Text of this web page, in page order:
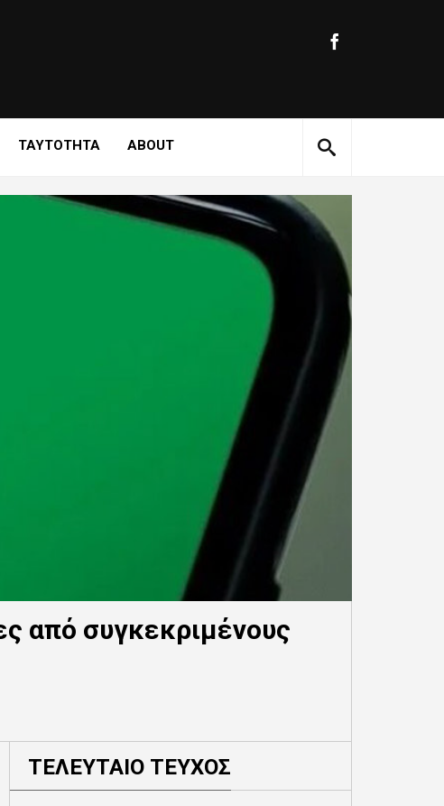
ΤΑΥΤΟΤΗΤΑ ABOUT
από συγκεκριμένους
ΤΕΛΕΥΤΑΙΟ ΤΕΥΧΟΣ